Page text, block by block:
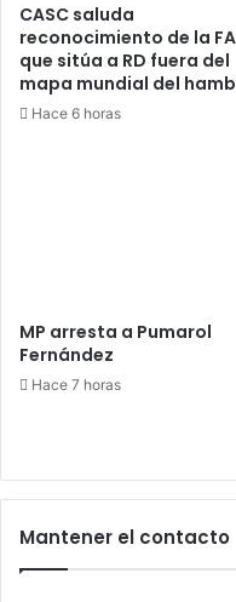
CASC saluda
reconocimiento de la
que sitúa a RD fuera del
mapa mundial del
Hace 6 horas
MP arresta a Pumarol
Fernández
Hace 7 horas
Mantener el contacto